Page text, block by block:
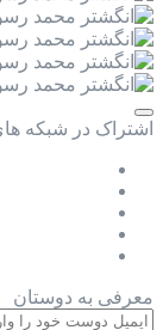
اشتراک در شبکه
معرفی به دوستان